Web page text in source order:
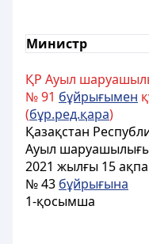
Министр
ҚР Ауыл
№ 91 бұйрығымен
(бұр.ред.қара)
Қазақстан
Ауыл шаруашылығы
2021 жылғы 15
№ 43 бұйрығына
1-қосымша